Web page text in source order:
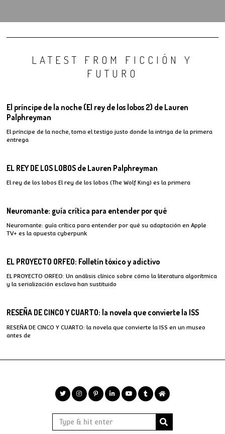
LATEST FROM FICCIÓN Y
FUTURO
El príncipe de la noche (El rey de los lobos 2) de Lauren
Palphreyman
El príncipe de la noche, toma el testigo justo donde la intriga de la primera
entrega
EL REY DE LOS LOBOS de Lauren Palphreyman
El rey de los lobos El rey de los lobos (The Wolf King) es la primera
Neuromante: guía crítica para entender por qué
Neuromante: guía crítica para entender por qué su adaptación en Apple
TV+ es la apuesta cyberpunk
EL PROYECTO ORFEO: Folletín tóxico y adictivo
EL PROYECTO ORFEO: Un análisis clínico sobre cómo la literatura algorítmica
y la serialización esclava han sustituido
RESEÑA DE CINCO Y CUARTO: la novela que convierte la ISS
RESEÑA DE CINCO Y CUARTO: la novela que convierte la ISS en un museo
antes de